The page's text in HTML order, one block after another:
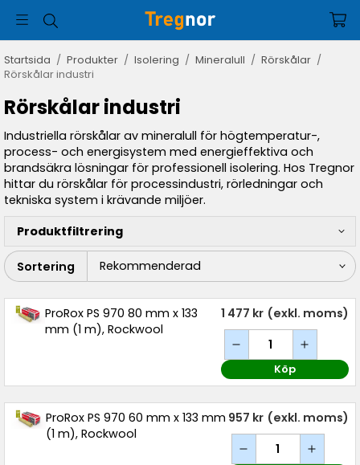
Startsida / Produkter / Isolering / Mineralull / Rörskålar /
Rörskålar industri
Rörskålar industri
Industriella rörskålar av mineralull för högtemperatur-,
process- och energisystem med energieffektiva och
brandsäkra lösningar för professionell isolering. Hos Tregnor
hittar du rörskålar för processindustri, rörledningar och
tekniska system i krävande miljöer.
Produktfiltrering
Sortering
ProRox PS 970 80 mm x 133
mm (1 m), Rockwool
1 477 kr (exkl. moms)
Köp
ProRox PS 970 60 mm x 133 mm
(1 m), Rockwool
957 kr (exkl. moms)